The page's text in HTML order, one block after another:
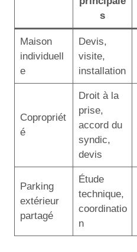
s
Maison
individuell
e
Devis,
visite,
installation
Copropriét
é
Droit à la
prise,
accord du
syndic,
devis
Parking
extérieur
partagé
Étude
technique,
coordinatio
n